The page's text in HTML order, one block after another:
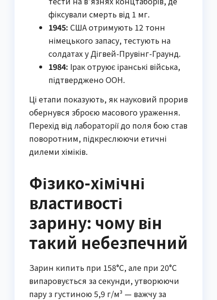
фіксували смерть від 1 мг.
1945: США отримують 12 тонн
німецького запасу, тестують на
солдатах у Дігвей-Прувінг-Граунд.
1984: Ірак отруює іранські війська,
підтверджено ООН.
Ці етапи показують, як науковий прорив
обернувся зброєю масового ураження.
Перехід від лабораторії до поля бою став
поворотним, підкреслюючи етичні
дилеми хіміків.
Фізико-хімічні
властивості
зарину: чому він
такий небезпечний
Зарин кипить при 158°C, але при 20°C
випаровується за секунди, утворюючи
пару з густиною 5,9 г/м³ — важчу за